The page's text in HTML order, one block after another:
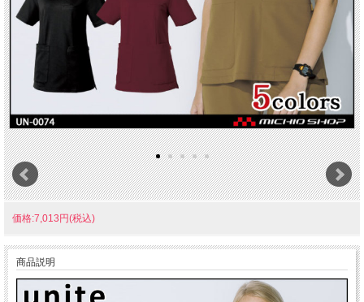
価格:7,013円(税込)
商品説明